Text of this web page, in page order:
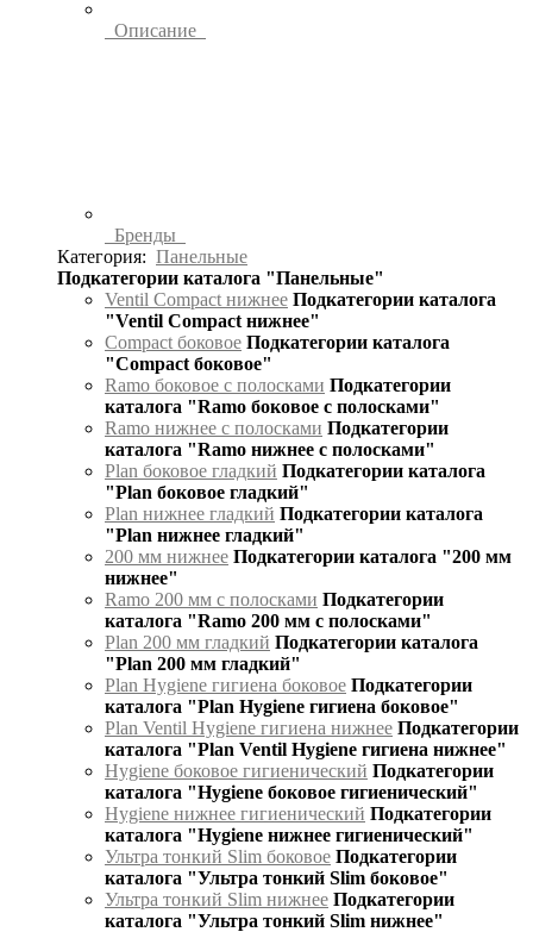
Описание
Бренды
Категория: Панельные
Подкатегории каталога "Панельные"
Ventil Compact нижнее Подкатегории каталога
"Ventil Compact нижнее"
Compact боковое Подкатегории каталога
"Compact боковое"
Ramo боковое с полосками Подкатегории
каталога "Ramo боковое с полосками"
Ramo нижнее с полосками Подкатегории
каталога "Ramo нижнее с полосками"
Plan боковое гладкий Подкатегории каталога
"Plan боковое гладкий"
Plan нижнее гладкий Подкатегории каталога
"Plan нижнее гладкий"
200 мм нижнее Подкатегории каталога "200 мм
нижнее"
Ramo 200 мм с полосками Подкатегории
каталога "Ramo 200 мм с полосками"
Plan 200 мм гладкий Подкатегории каталога
"Plan 200 мм гладкий"
Plan Hygiene гигиена боковое Подкатегории
каталога "Plan Hygiene гигиена боковое"
Plan Ventil Hygiene гигиена нижнее Подкатегории
каталога "Plan Ventil Hygiene гигиена нижнее"
Hygiene боковое гигиенический Подкатегории
каталога "Hygiene боковое гигиенический"
Hygiene нижнее гигиенический Подкатегории
каталога "Hygiene нижнее гигиенический"
Ультра тонкий Slim боковое Подкатегории
каталога "Ультра тонкий Slim боковое"
Ультра тонкий Slim нижнее Подкатегории
каталога "Ультра тонкий Slim нижнее"